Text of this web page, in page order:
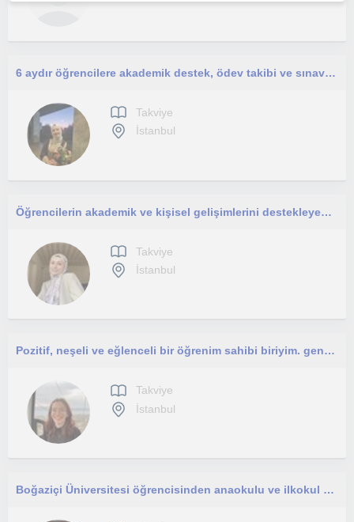
6 aydır öğrencilere akademik destek, ödev takibi ve sınav danışmanlığı sunan psikolojik danışmanım
Takviye
İstanbul
Öğrencilerin akademik ve kişisel gelişimlerini destekleyen bir eğitimciyim.
Takviye
İstanbul
Pozitif, neşeli ve eğlenceli bir öğrenim sahibi biriyim. gencler ve çocuklarla ilgilenebilirim.
Takviye
İstanbul
Boğaziçi Üniversitesi öğrencisinden anaokulu ve ilkokul düzeyine akademik ve sosyal gelişim odaklı birebir destek.